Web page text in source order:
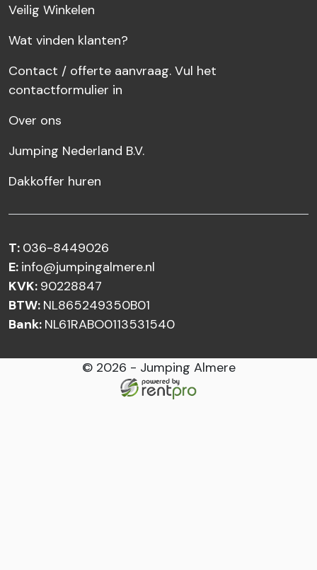
Veilig Winkelen
Wat vinden klanten?
Contact / offerte aanvraag. Vul het
contactformulier in
Over ons
Jumping Nederland B.V.
Dakkoffer huren
T: 036-8449026
E: info@jumpingalmere.nl
KVK: 90228847
BTW: NL865249350B01
Bank: NL61RABO0113531540
© 2026 - Jumping Almere